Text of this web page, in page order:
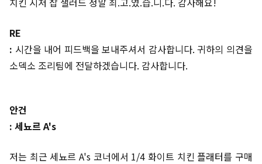
RE
: 시간을 내어 피드백을 보내주셔서 감사합니다. 귀하의 의견을
소덱소 조리팀에 전달하겠습니다. 감사합니다.
안건
: 세뇨르 A's
저는 최근 세뇨르 A's 코너에서 1/4 화이트 치킨 플래터를 구매